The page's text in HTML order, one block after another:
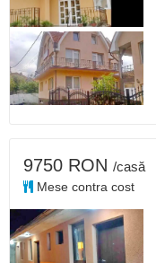
9750 RON /casă
Mese contra cost